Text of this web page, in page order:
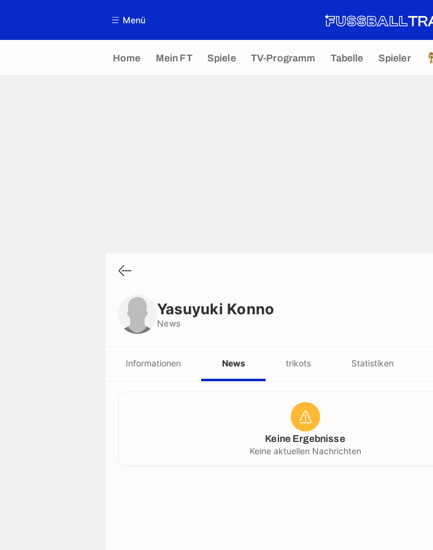
Menü
Home Mein FT Spiele TV-Programm Tabelle Spieler
Yasuyuki Konno
News
Informationen News trikots Statistiken
Keine Ergebnisse
Keine aktuellen Nachrichten